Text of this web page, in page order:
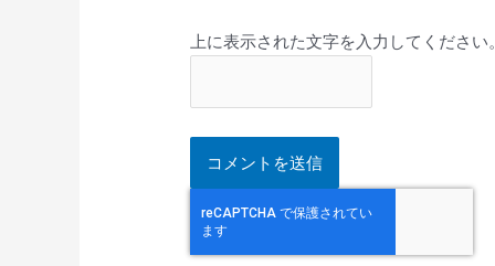
上に表示された文字を入力してください